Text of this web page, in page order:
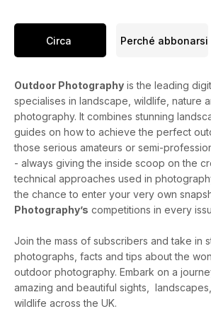
Circa Perché abbonarsi
Outdoor Photography is the leading
specialises in landscape, wildlife, nature
photography. It combines stunning
guides on how to achieve the perfect
those serious amateurs or semi-
- always giving the inside scoop on the
technical approaches used in
the chance to enter your very own
Photography’s competitions in every
Join the mass of subscribers and take in
photographs, facts and tips about the
outdoor photography. Embark on a
amazing and beautiful sights,
wildlife across the UK.